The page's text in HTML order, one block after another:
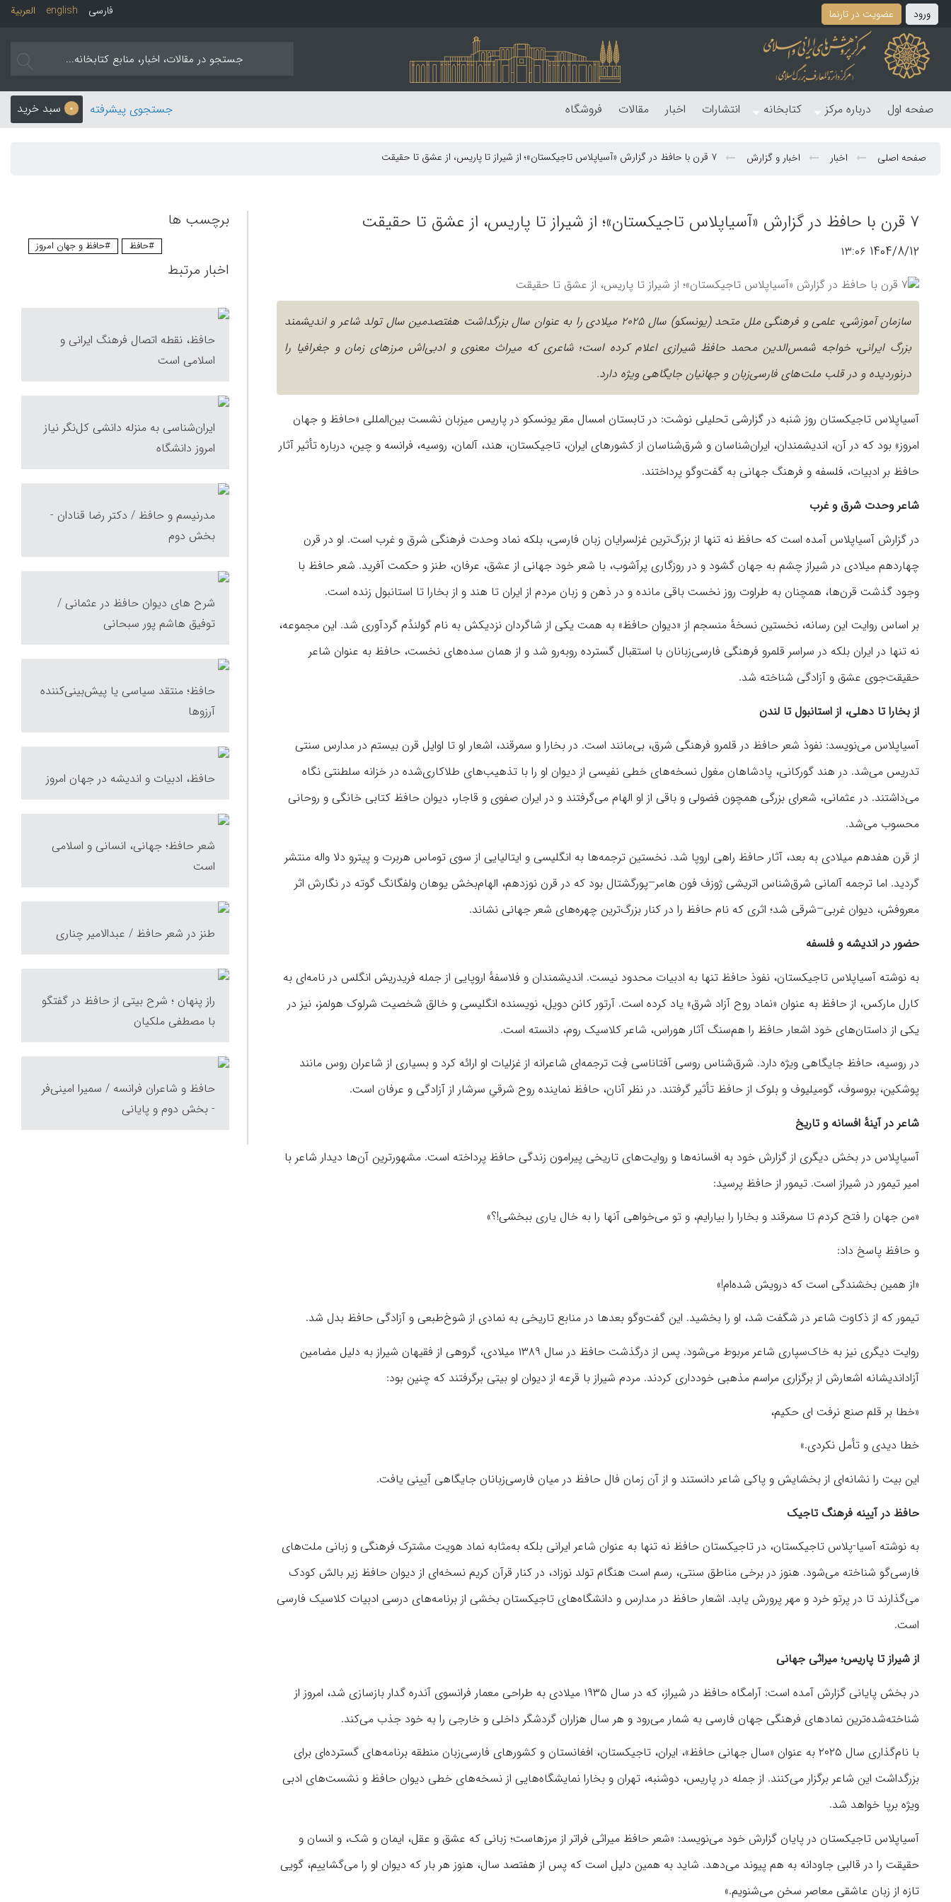
ورود عضویت در تارنما العربیة english فارسی
صفحه اول درباره مرکز کتابخانه انتشارات اخبار مقالات فروشگاه 0 سبد خرید جستجوی پیشرفته
صفحه اصلی اخبار اخبار و گزارش ۷ قرن با حافظ در گزارش «آسیاپلاس تاجیکستان»؛ از شیراز تا پاریس، از عشق تا حقیقت
۷ قرن با حافظ در گزارش «آسیاپلاس تاجیکستان»؛ از شیراز تا پاریس، از عشق تا حقیقت
1404/8/12 ۱۳:۰۶
سازمان آموزشی، علمی و فرهنگی ملل متحد (یونسکو) سال ۲۰۲۵ میلادی را به عنوان سال بزرگداشت هفتصدمین سال تولد شاعر و اندیشمند
بزرگ ایرانی، خواجه شمس‌الدین محمد حافظ شیرازی اعلام کرده است؛ شاعری که میراث معنوی و ادبی‌اش مرزهای زمان و جغرافیا را
درنوردیده و در قلب ملت‌های فارسی‌زبان و جهانیان جایگاهی ویژه دارد.
آسیاپلاس تاجیکستان روز شنبه در گزارشی تحلیلی نوشت: در تابستان امسال مقر یونسکو در پاریس میزبان نشست بین‌المللی «حافظ و جهان
امروز» بود که در آن، اندیشمندان، ایران‌شناسان و شرق‌شناسان از کشورهای ایران، تاجیکستان، هند، آلمان، روسیه، فرانسه و چین، درباره تأثیر آثار
حافظ بر ادبیات، فلسفه و فرهنگ جهانی به گفت‌وگو پرداختند.
شاعر وحدت شرق و غرب
در گزارش آسیاپلاس آمده است که حافظ نه تنها از بزرگ‌ترین غزلسرایان زبان فارسی، بلکه نماد وحدت فرهنگی شرق و غرب است. او در قرن
چهاردهم میلادی در شیراز چشم به جهان گشود و در روزگاری پرآشوب، با شعر خود جهانی از عشق، عرفان، طنز و حکمت آفرید. شعر حافظ با
وجود گذشت قرن‌ها، همچنان به طراوت روز نخست باقی مانده و در ذهن و زبان مردم از ایران تا هند و از بخارا تا استانبول زنده است.
بر اساس روایت این رسانه، نخستین نسخهٔ منسجم از «دیوان حافظ» به همت یکی از شاگردان نزدیکش به نام گولندُم گردآوری شد. این مجموعه،
نه تنها در ایران بلکه در سراسر قلمرو فرهنگی فارسی‌زبانان با استقبال گسترده روبه‌رو شد و از همان سده‌های نخست، حافظ به عنوان شاعر
حقیقت‌جوی عشق و آزادگی شناخته شد.
از بخارا تا دهلی، از استانبول تا لندن
آسیاپلاس می‌نویسد: نفوذ شعر حافظ در قلمرو فرهنگی شرق، بی‌مانند است. در بخارا و سمرقند، اشعار او تا اوایل قرن بیستم در مدارس سنتی
تدریس می‌شد. در هند گورکانی، پادشاهان مغول نسخه‌های خطی نفیسی از دیوان او را با تذهیب‌های طلاکاری‌شده در خزانه سلطنتی نگاه
می‌داشتند. در عثمانی، شعرای بزرگی همچون فضولی و باقی از او الهام می‌گرفتند و در ایران صفوی و قاجار، دیوان حافظ کتابی خانگی و روحانی
محسوب می‌شد.
از قرن هفدهم میلادی به بعد، آثار حافظ راهی اروپا شد. نخستین ترجمه‌ها به انگلیسی و ایتالیایی از سوی توماس هربرت و پیترو دلا واله منتشر
گردید. اما ترجمه آلمانی شرق‌شناس اتریشی ژوزف فون هامر–پورگشتال بود که در قرن نوزدهم، الهام‌بخش یوهان ولفگانگ گوته در نگارش اثر
معروفش، دیوان غربی–شرقی شد؛ اثری که نام حافظ را در کنار بزرگ‌ترین چهره‌های شعر جهانی نشاند.
حضور در اندیشه و فلسفه
به نوشته آسیاپلاس تاجیکستان، نفوذ حافظ تنها به ادبیات محدود نیست. اندیشمندان و فلاسفهٔ اروپایی از جمله فریدریش انگلس در نامه‌ای به
کارل مارکس، از حافظ به عنوان «نماد روح آزاد شرق» یاد کرده است. آرتور کانن دویل، نویسنده انگلیسی و خالق شخصیت شرلوک هولمز، نیز در
یکی از داستان‌های خود اشعار حافظ را هم‌سنگ آثار هوراس، شاعر کلاسیک روم، دانسته است.
در روسیه، حافظ جایگاهی ویژه دارد. شرق‌شناس روسی آفتاناسی فِت ترجمه‌ای شاعرانه از غزلیات او ارائه کرد و بسیاری از شاعران روس مانند
پوشکین، بروسوف، گومیلیوف و بلوک از حافظ تأثیر گرفتند. در نظر آنان، حافظ نماینده روح شرقیِ سرشار از آزادگی و عرفان است.
شاعر در آینهٔ افسانه و تاریخ
آسیاپلاس در بخش دیگری از گزارش خود به افسانه‌ها و روایت‌های تاریخی پیرامون زندگی حافظ پرداخته است. مشهورترین آن‌ها دیدار شاعر با
امیر تیمور در شیراز است. تیمور از حافظ پرسید:
«من جهان را فتح کردم تا سمرقند و بخارا را بیارایم، و تو می‌خواهی آنها را به خال یاری ببخشی!؟»
و حافظ پاسخ داد:
«از همین بخشندگی است که درویش شده‌ام!»
تیمور که از ذکاوت شاعر در شگفت شد، او را بخشید. این گفت‌وگو بعدها در منابع تاریخی به نمادی از شوخ‌طبعی و آزادگی حافظ بدل شد.
روایت دیگری نیز به خاک‌سپاری شاعر مربوط می‌شود. پس از درگذشت حافظ در سال ۱۳۸۹ میلادی، گروهی از فقیهان شیراز به دلیل مضامین
آزاداندیشانه اشعارش از برگزاری مراسم مذهبی خودداری کردند. مردم شیراز با قرعه از دیوان او بیتی برگرفتند که چنین بود:
«خطا بر قلم صنع نرفت ای حکیم،
خطا دیدی و تأمل نکردی.»
این بیت را نشانه‌ای از بخشایش و پاکی شاعر دانستند و از آن زمان فال حافظ در میان فارسی‌زبانان جایگاهی آیینی یافت.
حافظ در آیینه فرهنگ تاجیک
به نوشته آسیا-پلاس تاجیکستان، در تاجیکستان حافظ نه تنها به عنوان شاعر ایرانی بلکه به‌مثابه نماد هویت مشترک فرهنگی و زبانی ملت‌های
فارسی‌گو شناخته می‌شود. هنوز در برخی مناطق سنتی، رسم است هنگام تولد نوزاد، در کنار قرآن کریم نسخه‌ای از دیوان حافظ زیر بالش کودک
می‌گذارند تا در پرتو خرد و مهر پرورش یابد. اشعار حافظ در مدارس و دانشگاه‌های تاجیکستان بخشی از برنامه‌های درسی ادبیات کلاسیک فارسی
است.
از شیراز تا پاریس؛ میراثی جهانی
در بخش پایانی گزارش آمده است: آرامگاه حافظ در شیراز، که در سال ۱۹۳۵ میلادی به طراحی معمار فرانسوی آندره گدار بازسازی شد، امروز از
شناخته‌شده‌ترین نمادهای فرهنگی جهان فارسی به شمار می‌رود و هر سال هزاران گردشگر داخلی و خارجی را به خود جذب می‌کند.
با نام‌گذاری سال ۲۰۲۵ به عنوان «سال جهانی حافظ»، ایران، تاجیکستان، افغانستان و کشورهای فارسی‌زبان منطقه برنامه‌های گسترده‌ای برای
بزرگداشت این شاعر برگزار می‌کنند. از جمله در پاریس، دوشنبه، تهران و بخارا نمایشگاه‌هایی از نسخه‌های خطی دیوان حافظ و نشست‌های ادبی
ویژه برپا خواهد شد.
آسیاپلاس تاجیکستان در پایان گزارش خود می‌نویسد: «شعر حافظ میراثی فراتر از مرزهاست؛ زبانی که عشق و عقل، ایمان و شک، و انسان و
حقیقت را در قالبی جاودانه به هم پیوند می‌دهد. شاید به همین دلیل است که پس از هفتصد سال، هنوز هر بار که دیوان او را می‌گشاییم، گویی
تازه از زبان عاشقی معاصر سخن می‌شنویم.»
برچسب ها
#حافظ #حافظ و جهان امروز
اخبار مرتبط
حافظ، نقطه اتصال فرهنگ ایرانی و
اسلامی است
ایران‌شناسی به منزله دانشی کل‌نگر نیاز
امروز دانشگاه
مدرنیسم و حافظ / دکتر رضا قنادان -
بخش دوم
شرح های دیوان حافظ در عثمانی /
توفیق هاشم پور سبحانی
حافظ؛ منتقد سیاسی یا پیش‌بینی‌کننده
آرزوها
حافظ، ادبیات و اندیشه در جهان امروز
شعر حافظ؛ جهانی، انسانی و اسلامی
است
طنز در شعر حافظ / عبدالامیر چناری
راز پنهان ؛ شرح بیتی از حافظ در گفتگو
با مصطفی ملكیان
حافظ و شاعران فرانسه / سمیرا امینی‌فر
- بخش دوم و پایانی